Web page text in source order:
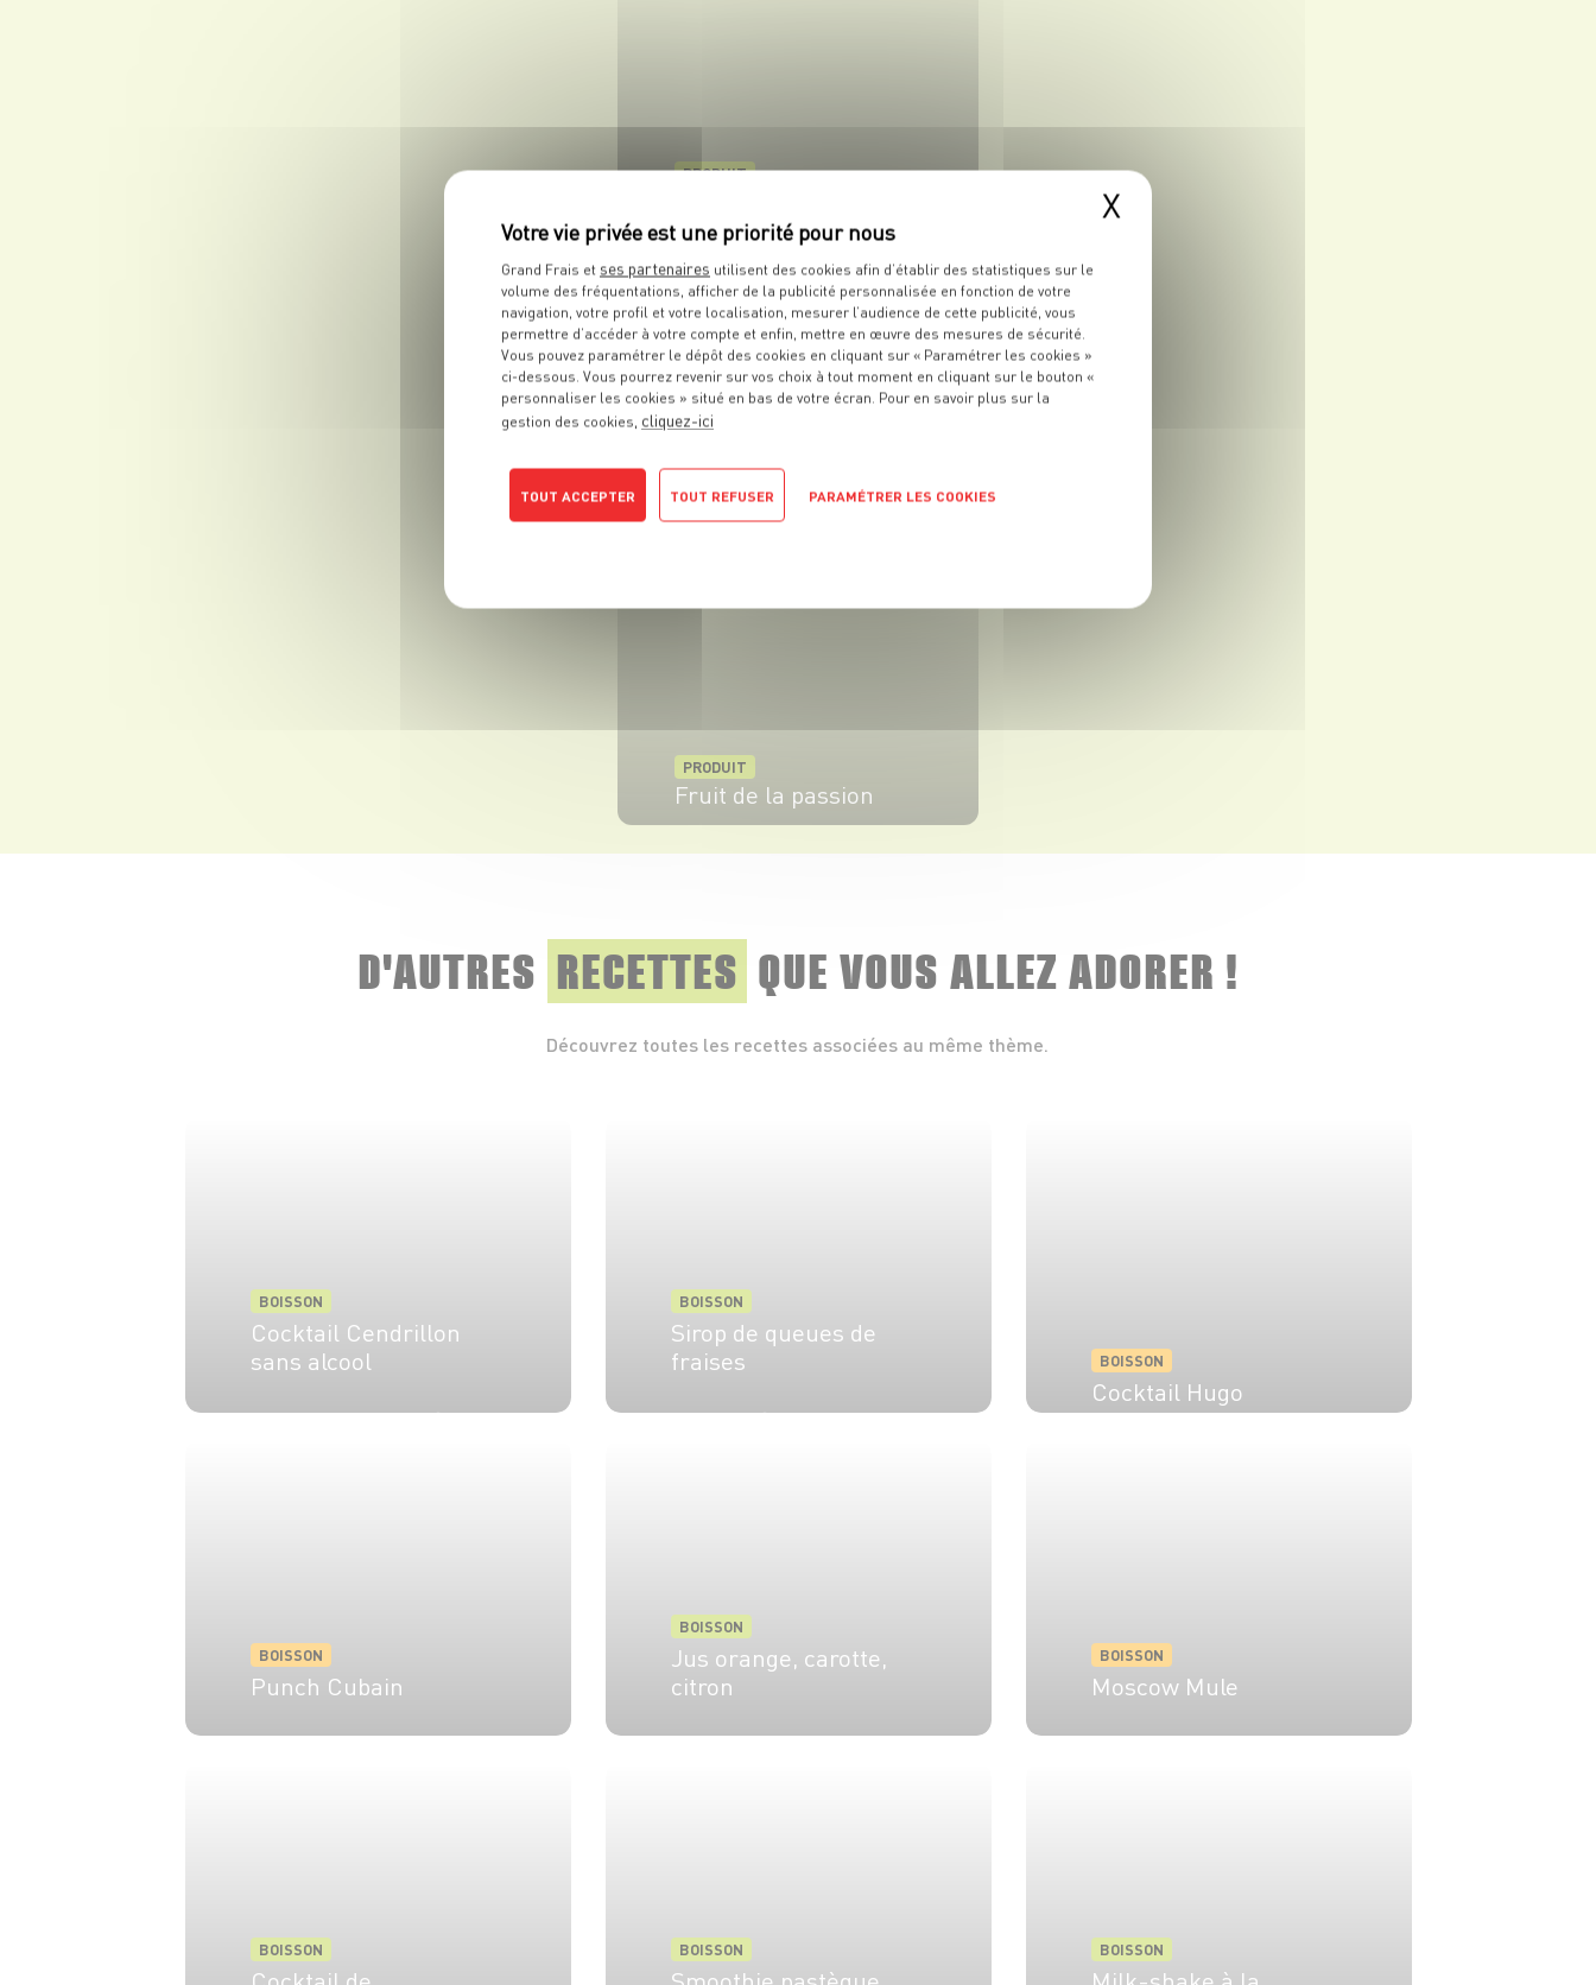
PRODUIT
PRODUIT
Orange de table
PRODUIT
Fruit de la passion
D'AUTRES RECETTES QUE VOUS ALLEZ ADORER !
Découvrez toutes les recettes associées au même thème.
BOISSON
Cocktail Cendrillon
sans alcool
BOISSON
Sirop de queues de
fraises
BOISSON
Cocktail Hugo
BOISSON
Punch Cubain
BOISSON
Jus orange, carotte,
citron
BOISSON
Moscow Mule
BOISSON BOISSON BOISSON
X
Grand Frais et ses partenaires utilisent des cookies afin d’établir des statistiques sur le
volume des fréquentations, afficher de la publicité personnalisée en fonction de votre
navigation, votre profil et votre localisation, mesurer l’audience de cette publicité, vous
permettre d’accéder à votre compte et enfin, mettre en œuvre des mesures de sécurité.
Vous pouvez paramétrer le dépôt des cookies en cliquant sur « Paramétrer les cookies »
ci-dessous. Vous pourrez revenir sur vos choix à tout moment en cliquant sur le bouton «
personnaliser les cookies » situé en bas de votre écran. Pour en savoir plus sur la
gestion des cookies, cliquez-ici
TOUT ACCEPTER TOUT REFUSER PARAMÉTRER LES COOKIES